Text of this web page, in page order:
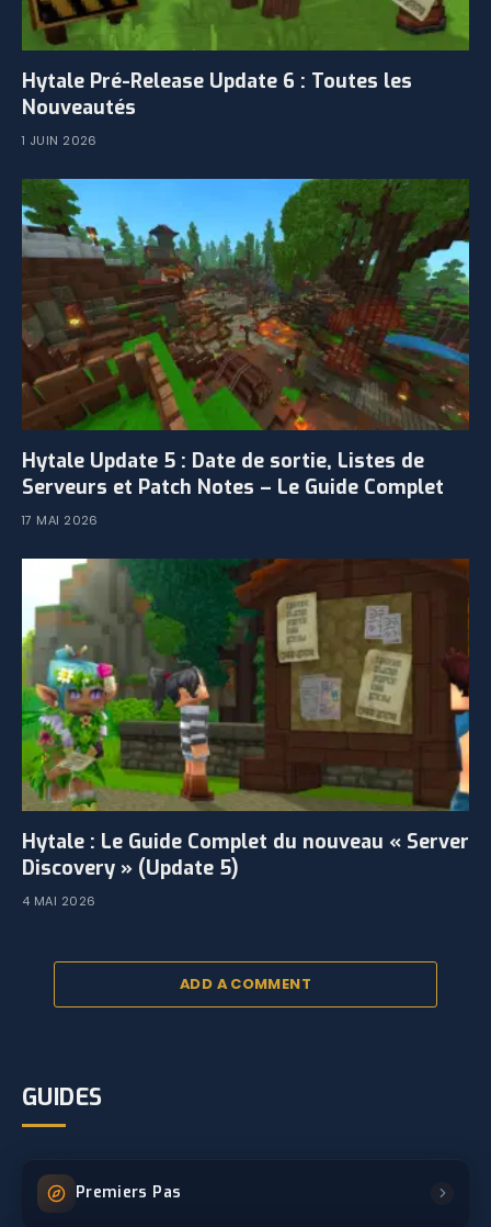
Hytale Pré-Release Update 6 : Toutes les
Nouveautés
1 JUIN 2026
Hytale Update 5 : Date de sortie, Listes de
Serveurs et Patch Notes – Le Guide Complet
17 MAI 2026
Hytale : Le Guide Complet du nouveau « Server
Discovery » (Update 5)
4 MAI 2026
ADD A COMMENT
GUIDES
Premiers Pas